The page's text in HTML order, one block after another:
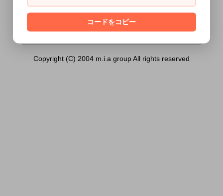
[ はい ] [ いいえ ]
Copyright (C) 2004 m.i.a group All rights reserved
コードをコピー